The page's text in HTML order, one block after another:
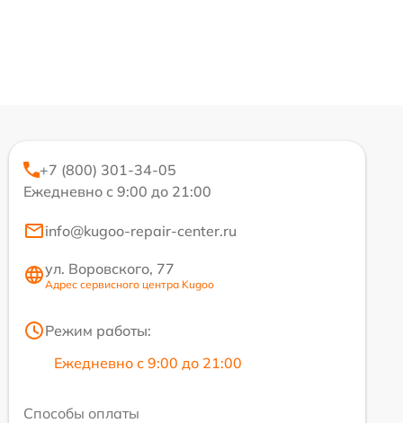
+7 (800) 301-34-05
Ежедневно с 9:00 до 21:00
info@kugoo-repair-center.ru
ул. Воровского, 77
Адрес сервисного центра Kugoo
Режим работы:
Ежедневно с 9:00 до 21:00
Способы оплаты